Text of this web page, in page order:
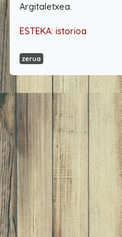
Argitaletxea.
ESTEKA: istorioa
zerua